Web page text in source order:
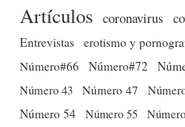
Artículos coronavirus
Entrevistas erotismo y
Número#66
Número#72
Número 43 Número 47
Número 54 Número 55